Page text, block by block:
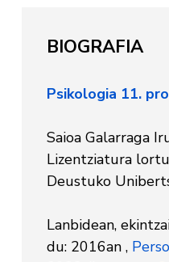
BIOGRAFIA
Psikologia 11.
Saioa Galarraga
Lizentziatura
Deustuko
Lanbidean,
du: 2016an ,